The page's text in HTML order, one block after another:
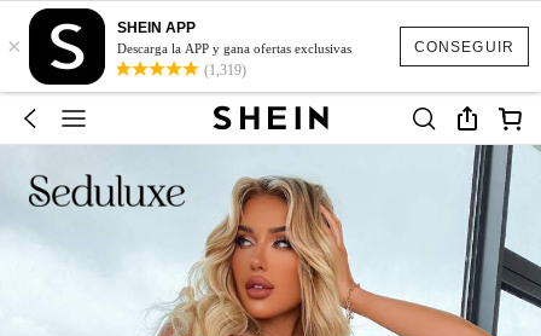
CONSEGUIR
×
SHEIN APP
Descarga la APP y gana ofertas exclusivas
(1,319)